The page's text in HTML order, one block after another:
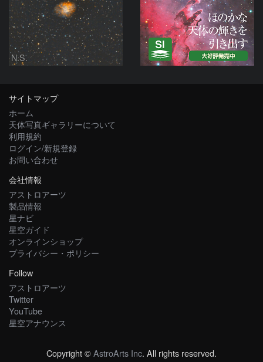
N.S.
サイトマップ
ホーム
天体写真ギャラリーについて
利用規約
ログイン/新規登録
お問い合わせ
会社情報
アストロアーツ
製品情報
星ナビ
星空ガイド
オンラインショップ
プライバシー・ポリシー
Follow
アストロアーツ
Twitter
YouTube
星空アナウンス
Copyright ©AstroArts Inc. All rights reserved.